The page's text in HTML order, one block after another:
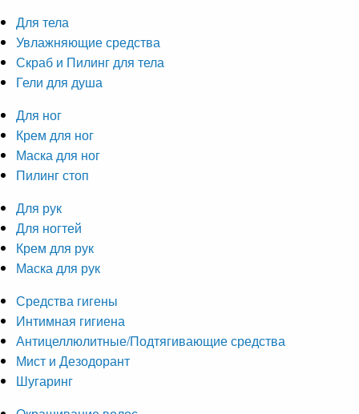
Для тела
Увлажняющие средства
Скраб и Пилинг для тела
Гели для душа
Для ног
Крем для ног
Маска для ног
Пилинг стоп
Для рук
Для ногтей
Крем для рук
Маска для рук
Средства гигены
Интимная гигиена
Антицеллюлитные/Подтягивающие средства
Мист и Дезодорант
Шугаринг